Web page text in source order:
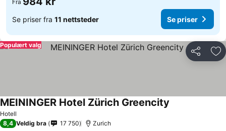
Fra
Se priser fra 11 nettsteder Se priser
Del
Populært valg
Hotell
MEININGER Hotel Zürich Greencity
8,4 Veldig bra 17 750 Zurich